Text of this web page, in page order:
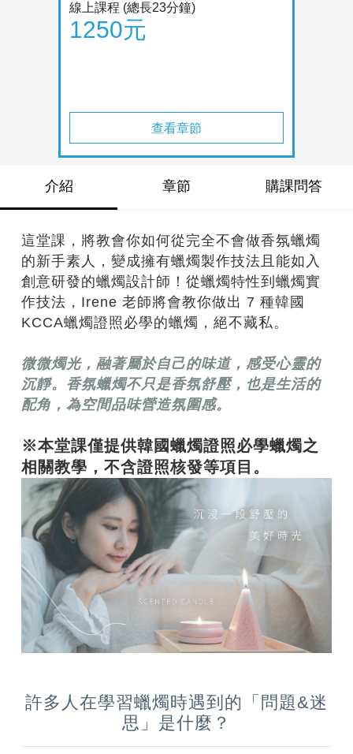
線上課程 (總長23分鐘)
1250元
查看章節
介紹 章節 購課問答
這堂課，將教會你如何從完全不會做香氛蠟燭
的新手素人，變成擁有蠟燭製作技法且能如入
創意研發的蠟燭設計師！從蠟燭特性到蠟燭實
作技法，Irene 老師將會教你做出 7 種韓國
KCCA蠟燭證照必學的蠟燭，絕不藏私。
微微燭光，融著屬於自己的味道，感受心靈的
沉靜。香氛蠟燭不只是香氛舒壓，也是生活的
配角，為空間品味營造氛圍感。
※本堂課僅提供韓國蠟燭證照必學蠟燭之
相關教學，不含證照核發等項目。
許多人在學習蠟燭時遇到的「問題&迷
思」是什麼？